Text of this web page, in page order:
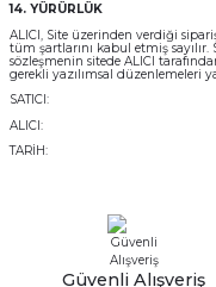
14. YÜRÜRLÜK
ALICI, Site üzerinden verdiği
tüm şartlarını kabul etmiş sayılır.
sözleşmenin sitede ALICI
gerekli yazılımsal düzenlemeleri
SATICI:
ALICI:
TARİH:
Güvenli Alışveriş